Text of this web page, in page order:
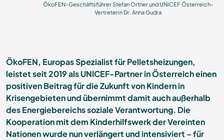
ÖkoFEN-Geschäftsführer Stefan Ortner und UNICEF Österreich-
Vertreterin Dr. Anna Gudra
ÖkoFEN, Europas Spezialist für Pelletsheizungen,
leistet seit 2019 als UNICEF-Partner in Österreich einen
positiven Beitrag für die Zukunft von Kindern in
Krisengebieten und übernimmt damit auch außerhalb
des Energiebereichs soziale Verantwortung. Die
Kooperation mit dem Kinderhilfswerk der Vereinten
Nationen wurde nun verlängert und intensiviert – für